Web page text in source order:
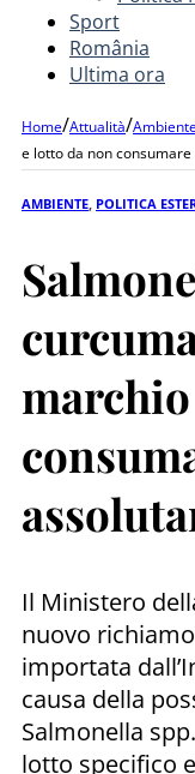
Sport
România
Ultima ora
Home/Attualità/
e lotto da non
AMBIENTE POLITICA
Il Ministero
nuovo
importata
causa della
Salmonella
lotto specifico